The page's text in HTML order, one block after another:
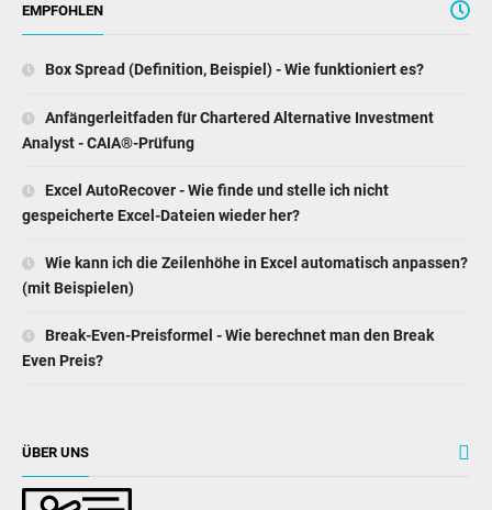
EMPFOHLEN
Box Spread (Definition, Beispiel) - Wie funktioniert es?
Anfängerleitfaden für Chartered Alternative Investment
Analyst - CAIA®-Prüfung
Excel AutoRecover - Wie finde und stelle ich nicht
gespeicherte Excel-Dateien wieder her?
Wie kann ich die Zeilenhöhe in Excel automatisch anpassen?
(mit Beispielen)
Break-Even-Preisformel - Wie berechnet man den Break
Even Preis?
ÜBER UNS